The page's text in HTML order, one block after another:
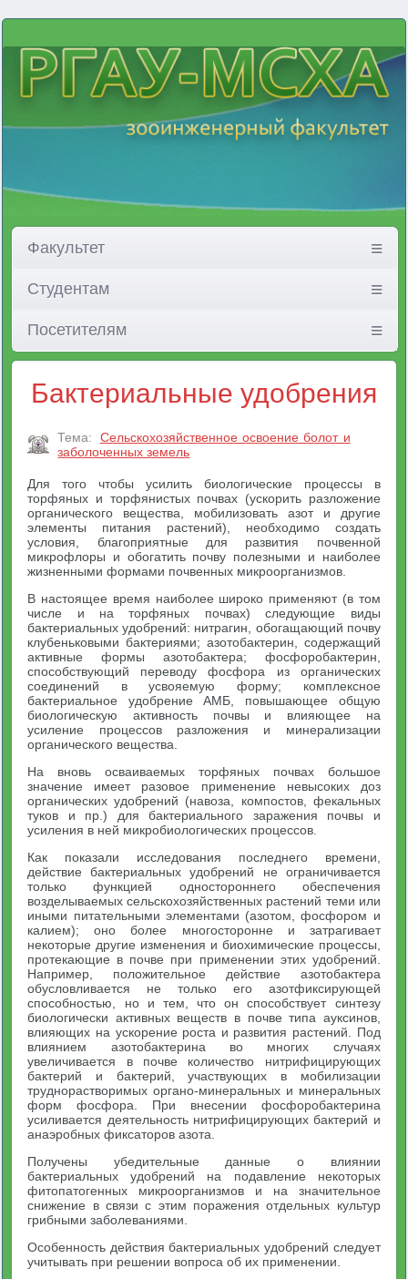
Факультет
Студентам
Посетителям
Бактериальные удобрения
Тема:
Сельскохозяйственное освоение болот и
заболоченных земель
Для того чтобы усилить биологические процессы в
торфяных и торфянистых почвах (ускорить разложение
органического вещества, мобилизовать азот и другие
элементы питания растений), необходимо создать
условия, благоприятные для развития почвенной
микрофлоры и обогатить почву полезными и наиболее
жизненными формами почвенных микроорганизмов.
В настоящее время наиболее широко применяют (в том
числе и на торфяных почвах) следующие виды
бактериальных удобрений: нитрагин, обогащающий почву
клубеньковыми бактериями; азотобактерин, содержащий
активные формы азотобактера; фосфоробактерин,
способствующий переводу фосфора из органических
соединений в усвояемую форму; комплексное
бактериальное удобрение АМБ, повышающее общую
биологическую активность почвы и влияющее на
усиление процессов разложения и минерализации
органического вещества.
На вновь осваиваемых торфяных почвах большое
значение имеет разовое применение невысоких доз
органических удобрений (навоза, компостов, фекальных
туков и пр.) для бактериального заражения почвы и
усиления в ней микробиологических процессов.
Как показали исследования последнего времени,
действие бактериальных удобрений не ограничивается
только функцией одностороннего обеспечения
возделываемых сельскохозяйственных растений теми или
иными питательными элементами (азотом, фосфором и
калием); оно более многосторонне и затрагивает
некоторые другие изменения и биохимические процессы,
протекающие в почве при применении этих удобрений.
Например, положительное действие азотобактера
обусловливается не только его азотфиксирующей
способностью, но и тем, что он способствует синтезу
биологически активных веществ в почве типа ауксинов,
влияющих на ускорение роста и развития растений. Под
влиянием азотобактерина во многих случаях
увеличивается в почве количество нитрифицирующих
бактерий и бактерий, участвующих в мобилизации
труднорастворимых органо-минеральных и минеральных
форм фосфора. При внесении фосфоробактерина
усиливается деятельность нитрифицирующих бактерий и
анаэробных фиксаторов азота.
Получены убедительные данные о влиянии
бактериальных удобрений на подавление некоторых
фитопатогенных микроорганизмов и на значительное
снижение в связи с этим поражения отдельных культур
грибными заболеваниями.
Особенность действия бактериальных удобрений следует
учитывать при решении вопроса об их применении.